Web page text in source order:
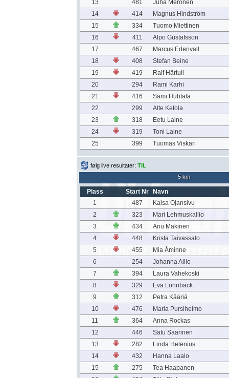
13 481
Juha Meronen
14
414
Magnus Hindström
15
334
Tuomo Miettinen
16
411
Alpo Gustafsson
17
467
Marcus Edenvall
18
408
Stefan Beine
19
419
Ralf Härtull
20
294
Rami Karhi
21
416
Sami Huhtala
22
299
Atte Ketola
23
318
Eetu Laine
24
319
Toni Laine
25
399 Tuomas Viskari
følg live resultater: TIL
5 km
Plass Start Nr
Navn
1
487
Kaisa Ojansivu
2
323
Mari Lehmuskallio
3
434
Anu Mäkinen
4
448
Krista Taivassalo
5
455
Mia Åminne
6
254
Johanna Ailio
7
394
Laura Vahekoski
8
329
Eva Lönnbäck
9
312
Petra Kääriä
10
476
Maria Pursiheimo
11
364
Anna Rockas
12
446
Satu Saarinen
13
282
Linda Helenius
14
432
Hanna Laalo
15
275
Tea Haapanen